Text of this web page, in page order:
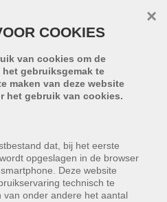
COOKIES
van cookies om de
gebruiksgemak te
maken van deze website
het gebruik van cookies.
dat, bij het eerste
opgeslagen in de browser
Deze website
technisch te
onder andere het aantal
×